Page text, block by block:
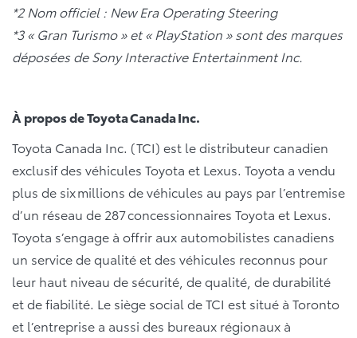
*2 Nom officiel : New Era Operating Steering
*3 « Gran Turismo » et « PlayStation » sont des marques
déposées de Sony Interactive Entertainment Inc.
À propos de Toyota Canada Inc.
Toyota Canada Inc. (TCI) est le distributeur canadien
exclusif des véhicules Toyota et Lexus. Toyota a vendu
plus de six millions de véhicules au pays par l’entremise
d’un réseau de 287 concessionnaires Toyota et Lexus.
Toyota s’engage à offrir aux automobilistes canadiens
un service de qualité et des véhicules reconnus pour
leur haut niveau de sécurité, de qualité, de durabilité
et de fiabilité. Le siège social de TCI est situé à Toronto
et l’entreprise a aussi des bureaux régionaux à